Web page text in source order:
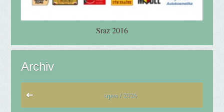
Sraz 2016
Archiv
srpen / 2026